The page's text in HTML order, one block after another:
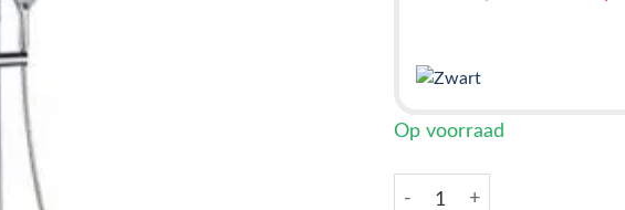
Op voorraad